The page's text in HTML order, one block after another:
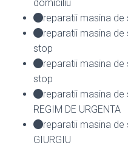
domiciliu
reparatii masina de
reparatii masina de
stop
reparatii masina de
stop
reparatii masina de
REGIM DE URGENTA
reparatii masina
GIURGIU